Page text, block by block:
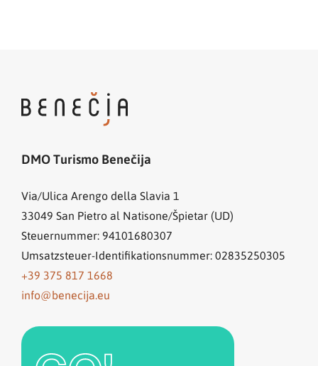
DMO Turismo Benečija
Via/Ulica Arengo della Slavia 1
33049 San Pietro al Natisone/Špietar (UD)
Steuernummer: 94101680307
Umsatzsteuer-Identifikationsnummer: 02835250305
+39 375 817 1668
info@benecija.eu